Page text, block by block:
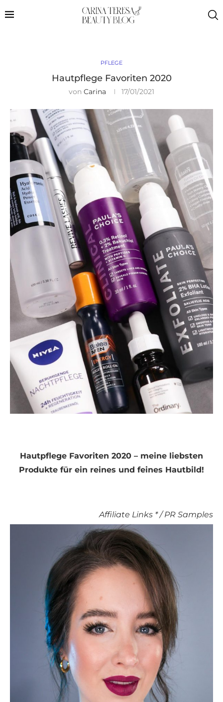
PFLEGE
Hautpflege Favoriten 2020
von Carina 17/01/2021
Hautpflege Favoriten 2020 – meine liebsten
Produkte für ein reines und feines Hautbild!
Affiliate Links * / PR Samples